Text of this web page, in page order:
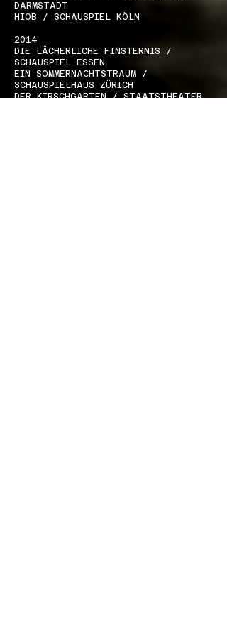
DARMSTADT
HIOB / SCHAUSPIEL KÖLN
2014
DIE LÄCHERLICHE FINSTERNIS /
SCHAUSPIEL ESSEN
EIN SOMMERNACHTSTRAUM /
SCHAUSPIELHAUS ZÜRICH
DER KIRSCHGARTEN / STAATSTHEATER